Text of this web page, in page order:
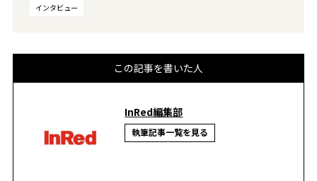
インタビュー
この記事を書いた人
InRed編集部
執筆記事一覧を見る